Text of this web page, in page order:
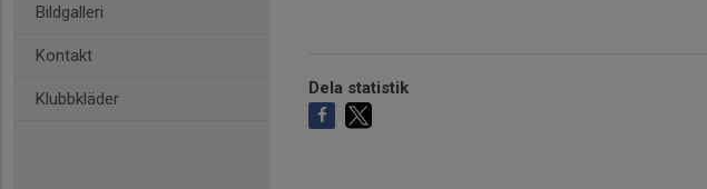
Bildgalleri
Kontakt
Klubbkläder
Dela statistik